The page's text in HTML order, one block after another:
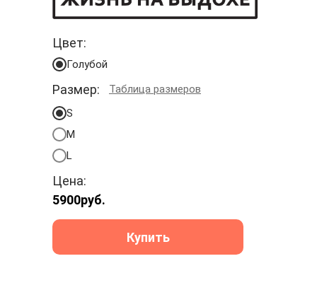
Цвет:
Голубой
Размер:
S
M
L
Цена:
5900руб.
Купить
Таблица размеров